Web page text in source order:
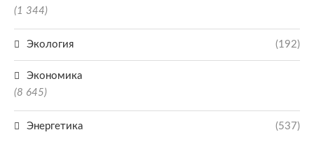
(1 344)
Экология (192)
Экономика
(8 645)
Энергетика (537)